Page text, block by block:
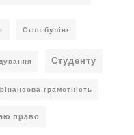
Стоп булінг
Студенту
грамотність
право